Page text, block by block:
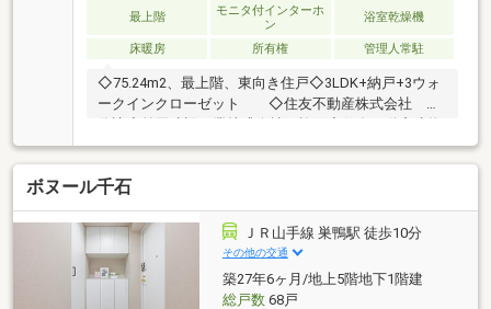
最上階
モニタ付インターホ
ン
浴室乾燥機
床暖房 所有権 管理人常駐
◇75.24m2、最上階、東向き住戸◇3LDK+納戸+3ウォ
ークインクローゼット ◇住友不動産株式会社 旧
サービス株式会社 管理◇静穏で良好な住環境、第一
種低層住居専用地域◇標高約23mの安定した地盤◇安
心の24時間有人管理◇ホテルライクなコンシェルジュ
サービス（一部有償）◇宅配ボックス◇24時間オンラ
インセキュリティシステム「S-GUARD」◇高速インタ
ーネットサービス「SUISUI Lite-Plus」◇駐車場（有
償）、駐輪場（有償）
ボヌール千石
ＪＲ山手線 巣鴨駅 徒歩10分
その他の交通
築27年6ヶ月/地上5階地下1階建
総戸数68戸